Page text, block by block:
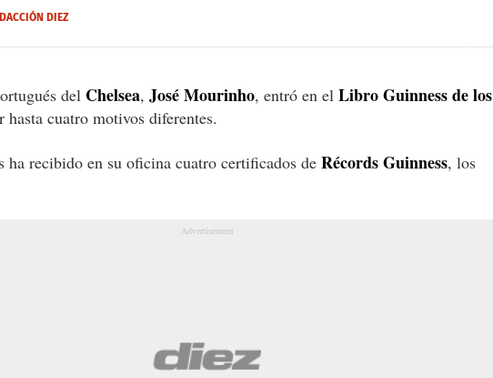
DIEZ
del Chelsea, José Mourinho, entró en el Libro Guinness de los
hasta cuatro motivos diferentes.
ha recibido en su oficina cuatro certificados de Récords Guinness, los